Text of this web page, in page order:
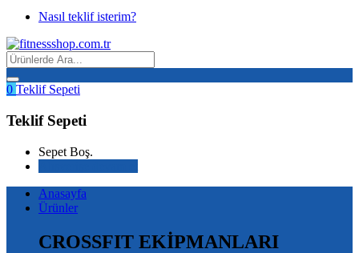
Nasıl teklif isterim?
0 Teklif Sepeti
Teklif Sepeti
Sepet Boş.
Anasayfa
Ürünler
CROSSFIT EKİPMANLARI